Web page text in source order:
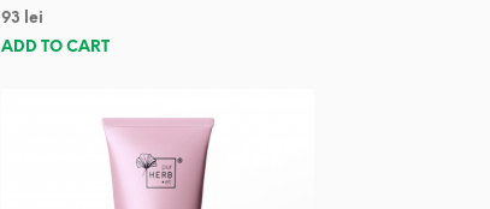
93
lei
ADD TO CART